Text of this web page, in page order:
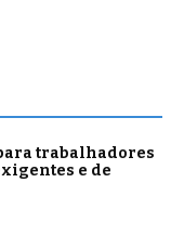
trabalhadores
e de